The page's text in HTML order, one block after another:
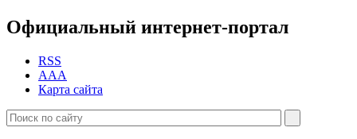
Официальный интернет-портал
RSS
AAA
Карта сайта